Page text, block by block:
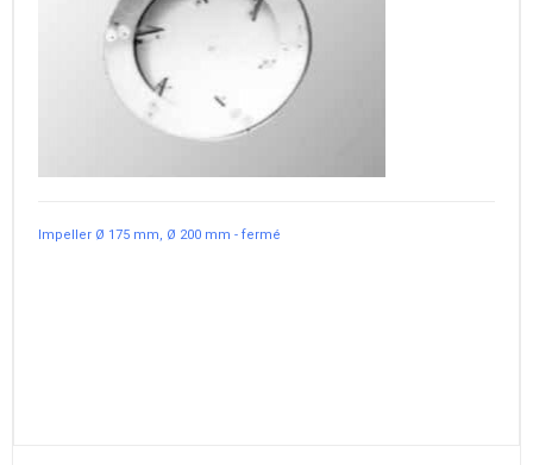
Impeller Ø 175 mm, Ø 200 mm - fermé